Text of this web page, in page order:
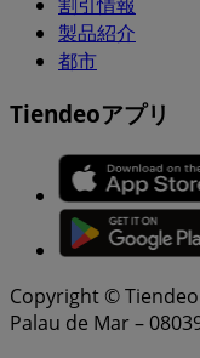
製品紹介
都市
Tiendeoアプリ
Copyright © Tiendeo
Palau de Mar –